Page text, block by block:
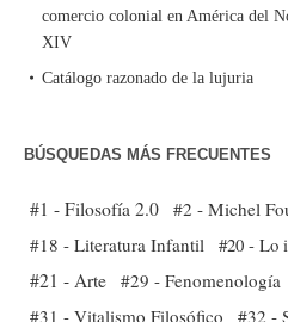
comercio colonial en América del
XIV
Catálogo razonado de la lujuria
BÚSQUEDAS MÁS FRECUENTES
#1 - Filosofía 2.0 #2 - Michel
#18 - Literatura Infantil #20 - Lo
#21 - Arte #29 - Fenomenología
#31 - Vitalismo Filosófico
#32 -